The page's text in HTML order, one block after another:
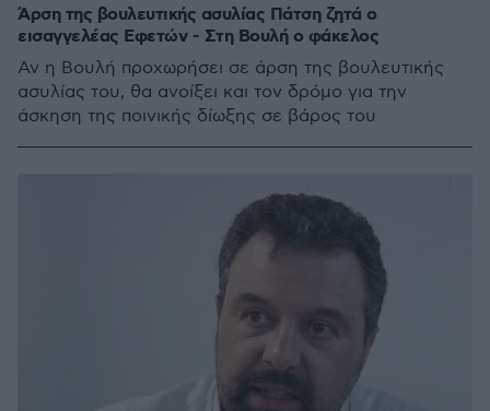
Άρση της βουλευτικής ασυλίας Πάτση ζητά ο
εισαγγελέας Εφετών - Στη Βουλή ο φάκελος
Αν η Βουλή προχωρήσει σε άρση της βουλευτικής
ασυλίας του, θα ανοίξει και τον δρόμο για την
άσκηση της ποινικής δίωξης σε βάρος του